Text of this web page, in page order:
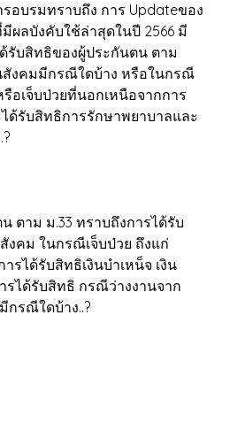
บรมทราบถึง การ Updateของ
ผลบังคับใช้ล่าสุดในปี 2566 มี
รับสิทธิของผู้ประกันตน ตาม
สังคมมีกรณีใดบ้าง หรือในกรณี
อเจ็บป่วยที่นอกเหนือจากการ
ด้รับสิทธิการรักษาพยาบาลและ
าม ม.33 ทราบถึงการได้รับ
คม ในกรณีเจ็บป่วย ถึงแก่
รได้รับสิทธิเงินบำเหน็จ เงิน
ได้รับสิทธิ กรณีว่างงานจาก
กรณีใดบ้าง..?
รม